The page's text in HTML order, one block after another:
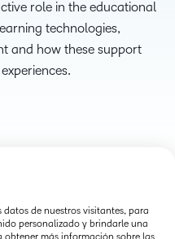
role in the educational
technologies,
and how these support
de nuestros visitantes, para
personalizado y brindarle una